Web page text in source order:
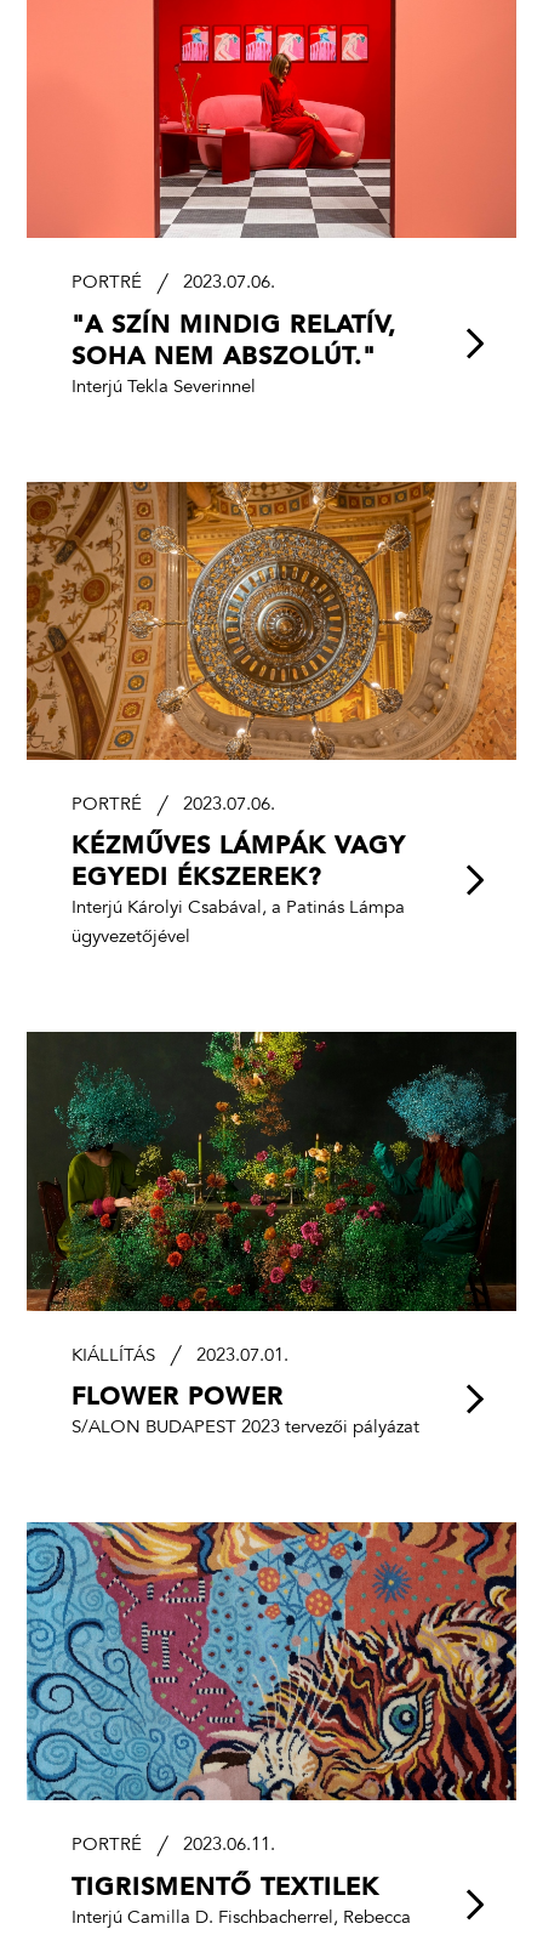
PORTRÉ 2023.07.06.
"A SZÍN MINDIG RELATÍV,
SOHA NEM ABSZOLÚT."
Interjú Tekla Severinnel
PORTRÉ 2023.07.06.
KÉZMŰVES LÁMPÁK VAGY
EGYEDI ÉKSZEREK?
Interjú Károlyi Csabával, a Patinás Lámpa
ügyvezetőjével
KIÁLLÍTÁS 2023.07.01.
FLOWER POWER
S/ALON BUDAPEST 2023 tervezői pályázat
PORTRÉ 2023.06.11.
TIGRISMENTŐ TEXTILEK
Interjú Camilla D. Fischbacherrel, Rebecca